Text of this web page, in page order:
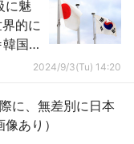
に魅
的に
国の
2024/9/3(Tu) 14:20
に、無差別に日本
あり）